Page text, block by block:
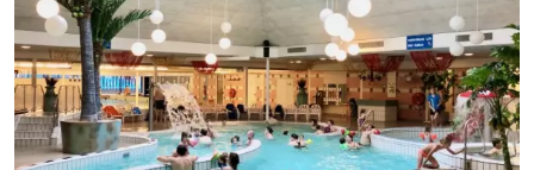
Terrains
de
jeux
-
Aires
de
-
Bowling
-